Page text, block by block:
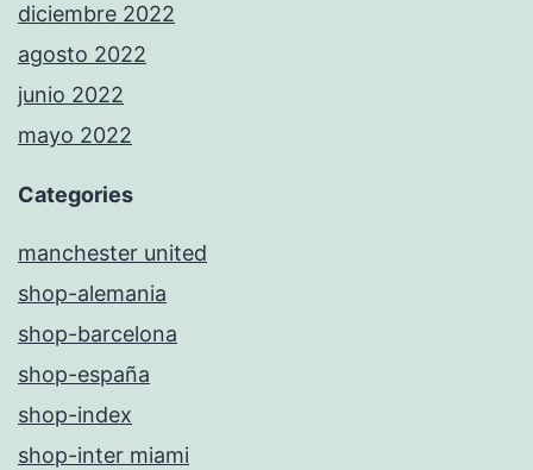
diciembre 2022
agosto 2022
junio 2022
mayo 2022
Categories
manchester united
shop-alemania
shop-barcelona
shop-españa
shop-index
shop-inter miami